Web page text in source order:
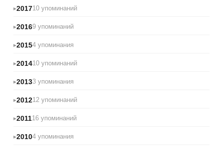
201710 упоминаний
20169 упоминаний
20154 упоминания
201410 упоминаний
20133 упоминания
201212 упоминаний
201116 упоминаний
20104 упоминания